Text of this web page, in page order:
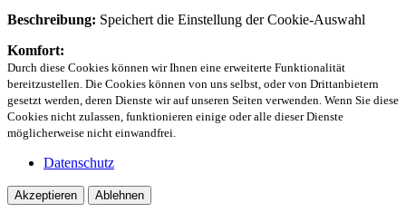
Beschreibung: Speichert die Einstellung der Cookie-Auswahl
Komfort:
Durch diese Cookies können wir Ihnen eine erweiterte Funktionalität
bereitzustellen. Die Cookies können von uns selbst, oder von Drittanbietern
gesetzt werden, deren Dienste wir auf unseren Seiten verwenden. Wenn Sie diese
Cookies nicht zulassen, funktionieren einige oder alle dieser Dienste
möglicherweise nicht einwandfrei.
Datenschutz
Akzeptieren Ablehnen